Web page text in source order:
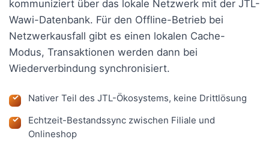
kommuniziert über das lokale Netzwerk mit der JTL-
Wawi-Datenbank. Für den Offline-Betrieb bei
Netzwerkausfall gibt es einen lokalen Cache-
Modus, Transaktionen werden dann bei
Wiederverbindung synchronisiert.
Nativer Teil des JTL-Ökosystems, keine Drittlösung
Echtzeit-Bestandssync zwischen Filiale und
Onlineshop